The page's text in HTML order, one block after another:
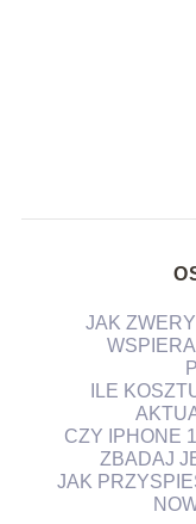
JAK
ILE
CZY IPHONE
ZBADAJ
JAK